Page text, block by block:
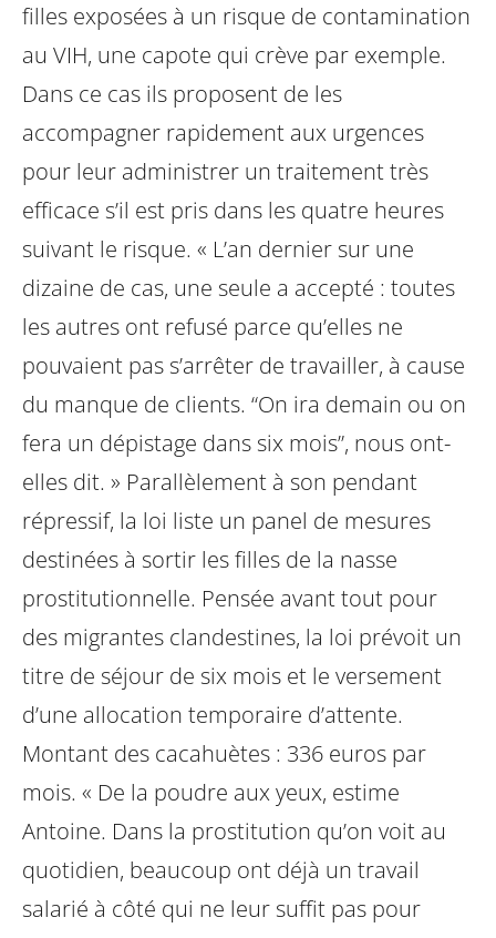
filles exposées à un risque de contamination
au VIH, une capote qui crève par exemple.
Dans ce cas ils proposent de les
accompagner rapidement aux urgences
pour leur administrer un traitement très
efficace s’il est pris dans les quatre heures
suivant le risque. « L’an dernier sur une
dizaine de cas, une seule a accepté : toutes
les autres ont refusé parce qu’elles ne
pouvaient pas s’arrêter de travailler, à cause
du manque de clients. “On ira demain ou on
fera un dépistage dans six mois”, nous ont-
elles dit. » Parallèlement à son pendant
répressif, la loi liste un panel de mesures
destinées à sortir les filles de la nasse
prostitutionnelle. Pensée avant tout pour
des migrantes clandestines, la loi prévoit un
titre de séjour de six mois et le versement
d’une allocation temporaire d’attente.
Montant des cacahuètes : 336 euros par
mois. « De la poudre aux yeux, estime
Antoine. Dans la prostitution qu’on voit au
quotidien, beaucoup ont déjà un travail
salarié à côté qui ne leur suffit pas pour